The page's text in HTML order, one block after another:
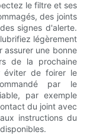
le filtre et ses
des joints
signes d'alerte.
légèrement
assurer une bonne
de la prochaine
éviter de foirer le
par le
par exemple
du joint avec
instructions du